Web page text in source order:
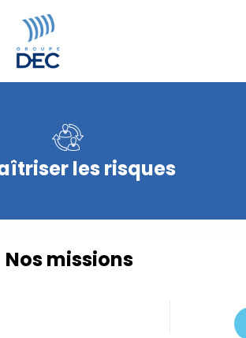
les risques
Nos missions